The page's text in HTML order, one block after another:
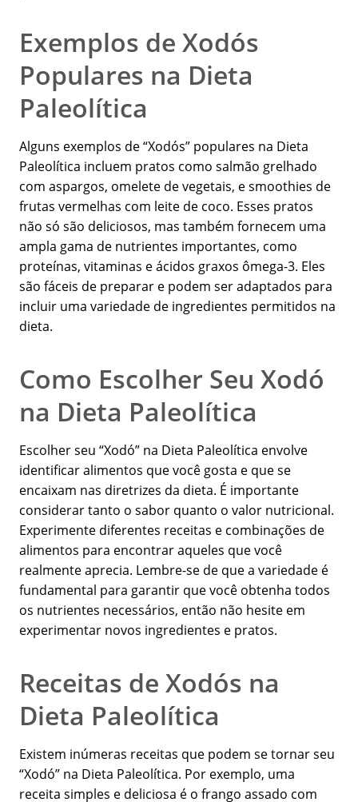
Exemplos de Xodós
Populares na Dieta
Paleolítica
Alguns exemplos de “Xodós” populares na Dieta
Paleolítica incluem pratos como salmão grelhado
com aspargos, omelete de vegetais, e smoothies de
frutas vermelhas com leite de coco. Esses pratos
não só são deliciosos, mas também fornecem uma
ampla gama de nutrientes importantes, como
proteínas, vitaminas e ácidos graxos ômega-3. Eles
são fáceis de preparar e podem ser adaptados para
incluir uma variedade de ingredientes permitidos na
dieta.
Como Escolher Seu Xodó
na Dieta Paleolítica
Escolher seu “Xodó” na Dieta Paleolítica envolve
identificar alimentos que você gosta e que se
encaixam nas diretrizes da dieta. É importante
considerar tanto o sabor quanto o valor nutricional.
Experimente diferentes receitas e combinações de
alimentos para encontrar aqueles que você
realmente aprecia. Lembre-se de que a variedade é
fundamental para garantir que você obtenha todos
os nutrientes necessários, então não hesite em
experimentar novos ingredientes e pratos.
Receitas de Xodós na
Dieta Paleolítica
Existem inúmeras receitas que podem se tornar seu
“Xodó” na Dieta Paleolítica. Por exemplo, uma
receita simples e deliciosa é o frango assado com